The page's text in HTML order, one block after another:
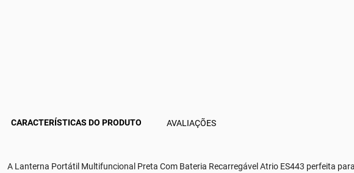
CARACTERÍSTICAS DO PRODUTO AVALIAÇÕES
A Lanterna Portátil Multifuncional Preta Com Bateria Recarregável Atrio ES443 perfeita